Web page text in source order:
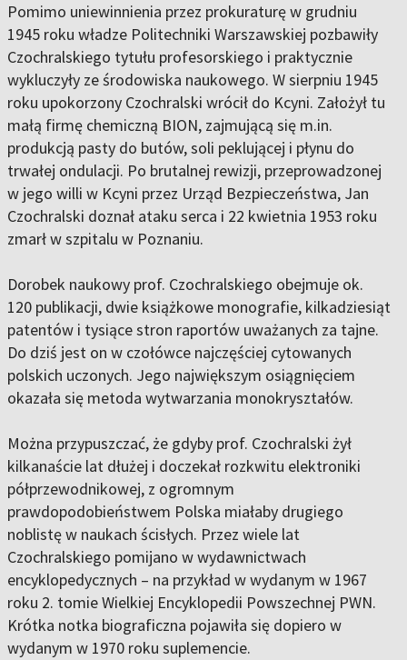
Pomimo uniewinnienia przez prokuraturę w grudniu
1945 roku władze Politechniki Warszawskiej pozbawiły
Czochralskiego tytułu profesorskiego i praktycznie
wykluczyły ze środowiska naukowego. W sierpniu 1945
roku upokorzony Czochralski wrócił do Kcyni. Założył tu
małą firmę chemiczną BION, zajmującą się m.in.
produkcją pasty do butów, soli peklującej i płynu do
trwałej ondulacji. Po brutalnej rewizji, przeprowadzonej
w jego willi w Kcyni przez Urząd Bezpieczeństwa, Jan
Czochralski doznał ataku serca i 22 kwietnia 1953 roku
zmarł w szpitalu w Poznaniu.
Dorobek naukowy prof. Czochralskiego obejmuje ok.
120 publikacji, dwie książkowe monografie, kilkadziesiąt
patentów i tysiące stron raportów uważanych za tajne.
Do dziś jest on w czołówce najczęściej cytowanych
polskich uczonych. Jego największym osiągnięciem
okazała się metoda wytwarzania monokryształów.
Można przypuszczać, że gdyby prof. Czochralski żył
kilkanaście lat dłużej i doczekał rozkwitu elektroniki
półprzewodnikowej, z ogromnym
prawdopodobieństwem Polska miałaby drugiego
noblistę w naukach ścisłych. Przez wiele lat
Czochralskiego pomijano w wydawnictwach
encyklopedycznych – na przykład w wydanym w 1967
roku 2. tomie Wielkiej Encyklopedii Powszechnej PWN.
Krótka notka biograficzna pojawiła się dopiero w
wydanym w 1970 roku suplemencie.